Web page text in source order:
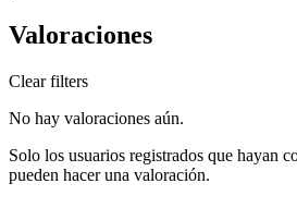
Valoraciones
Clear filters
No hay valoraciones aún.
Solo los usuarios registrados que hayan
pueden hacer una valoración.